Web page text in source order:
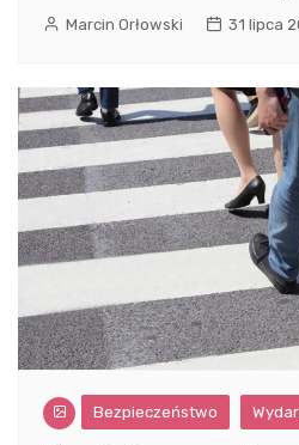
Marcin Orłowski 31 lipca
Bezpieczeństwo